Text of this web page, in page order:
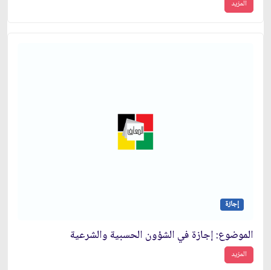
المزيد
إجازة
الموضوع: إجازة في الشؤون الحسبية والشرعية
المزيد